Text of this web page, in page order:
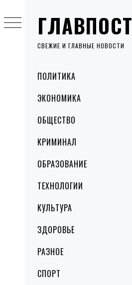
ГЛАВПОСТ
СВЕЖИЕ И ГЛАВНЫЕ НОВОСТИ
MenuПОЛИТИКА
ЭКОНОМИКА
ОБЩЕСТВО
КРИМИНАЛ
ОБРАЗОВАНИЕ
ТЕХНОЛОГИИ
КУЛЬТУРА
ЗДОРОВЬЕ
РАЗНОЕ
СПОРТ
to
content